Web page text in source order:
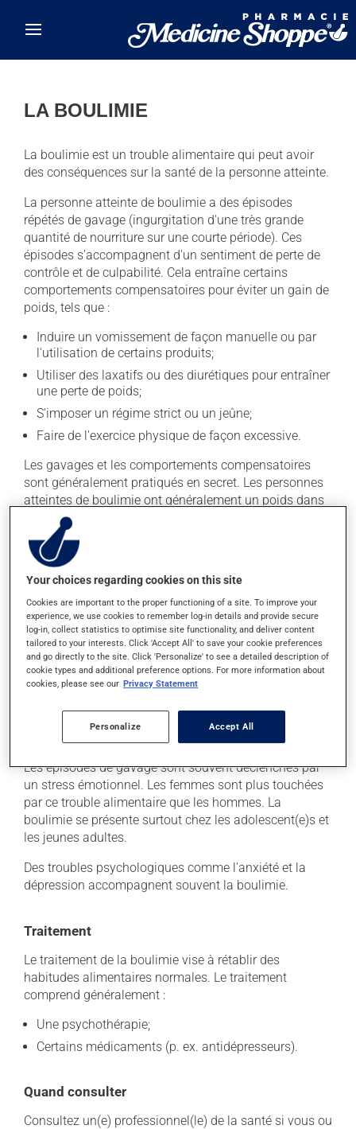
LA BOULIMIE
La boulimie est un trouble alimentaire qui peut avoir
des conséquences sur la santé de la personne atteinte.
La personne atteinte de boulimie a des épisodes
répétés de gavage (ingurgitation d'une très grande
quantité de nourriture sur une courte période). Ces
épisodes s'accompagnent d'un sentiment de perte de
contrôle et de culpabilité. Cela entraîne certains
comportements compensatoires pour éviter un gain de
poids, tels que :
Induire un vomissement de façon manuelle ou par
l'utilisation de certains produits;
Utiliser des laxatifs ou des diurétiques pour entraîner
une perte de poids;
S'imposer un régime strict ou un jeûne;
Faire de l'exercice physique de façon excessive.
Les gavages et les comportements compensatoires
sont généralement pratiqués en secret. Les personnes
atteintes de boulimie ont généralement un poids dans
la normale ou légèrement au-dessus de la normale.
Plusieurs complications sont associées aux
comportements boulimiques, telles que :
Un débalancement des électrolytes (p. ex.
potassium) dans le sang;
Des dommages au système digestif;
Des dommages au coeur lors de l'utilisation à long
terme de sirop d'ipéca pour induire un vomissement;
Plus rarement, un décès.
Causes et facteurs aggravants
Les épisodes de gavage sont souvent déclenchés par
un stress émotionnel. Les femmes sont plus touchées
par ce trouble alimentaire que les hommes. La
boulimie se présente surtout chez les adolescent(e)s et
les jeunes adultes.
Des troubles psychologiques comme l'anxiété et la
dépression accompagnent souvent la boulimie.
Traitement
Le traitement de la boulimie vise à rétablir des
habitudes alimentaires normales. Le traitement
comprend généralement :
Une psychothérapie;
Certains médicaments (p. ex. antidépresseurs).
Quand consulter
Consultez un(e) professionnel(le) de la santé si vous ou
Your choices regarding cookies on this site
Cookies are important to the proper functioning of a site. To improve your
experience, we use cookies to remember log-in details and provide secure
log-in, collect statistics to optimise site functionality, and deliver content
tailored to your interests. Click 'Accept All' to save your cookie preferences
and go directly to the site. Click 'Personalize' to see a detailed description of
cookie types and additional preference options. For more information about
cookies, please see our Privacy Statement
Personalize Accept All